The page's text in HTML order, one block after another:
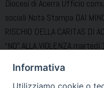
Diocesi di Acerra Ufficio
sociali Nota Stampa DAI
RISCHIO DELLA CARITAS DI
“NO” ALLA VIOLENZA martedì
locali del Centro sportivo del
Informativa